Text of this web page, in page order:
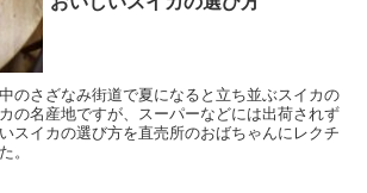
のさざなみ街道で夏になると立ち並ぶスイカの
の名産地ですが、スーパーなどには出荷されず
スイカの選び方を直売所のおばちゃんにレクチ
。